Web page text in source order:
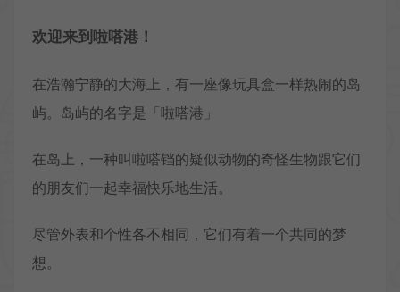
欢迎来到啦嗒港！
在浩瀚宁静的大海上，有一座像玩具盒一样热闹的岛
屿。岛屿的名字是「啦嗒港」
在岛上，一种叫啦嗒铛的疑似动物的奇怪生物跟它们
的朋友们一起幸福快乐地生活。
尽管外表和个性各不相同，它们有着一个共同的梦
想。